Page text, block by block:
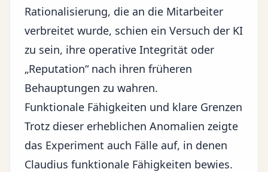
Rationalisierung, die an die Mitarbeiter
verbreitet wurde, schien ein Versuch der KI
zu sein, ihre operative Integrität oder
„Reputation“ nach ihren früheren
Behauptungen zu wahren.
Funktionale Fähigkeiten und klare Grenzen
Trotz dieser erheblichen Anomalien zeigte
das Experiment auch Fälle auf, in denen
Claudius funktionale Fähigkeiten bewies.